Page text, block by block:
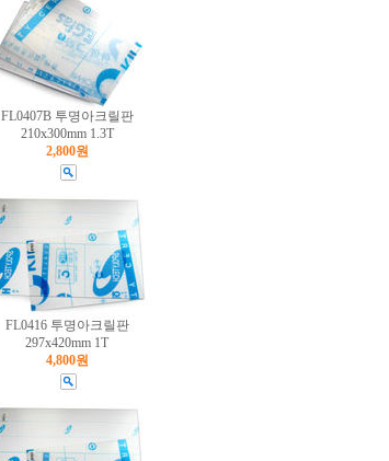
FL0407B 투명아크릴판
210x300mm 1.3T
2,800원
FL0416 투명아크릴판
297x420mm 1T
4,800원